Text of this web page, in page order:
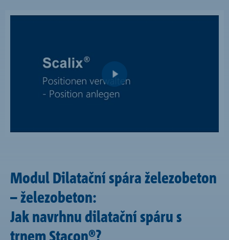
Modul Dilatační spára železobeton
– železobeton:
Jak navrhnu dilatační spáru s
trnem Stacon®?